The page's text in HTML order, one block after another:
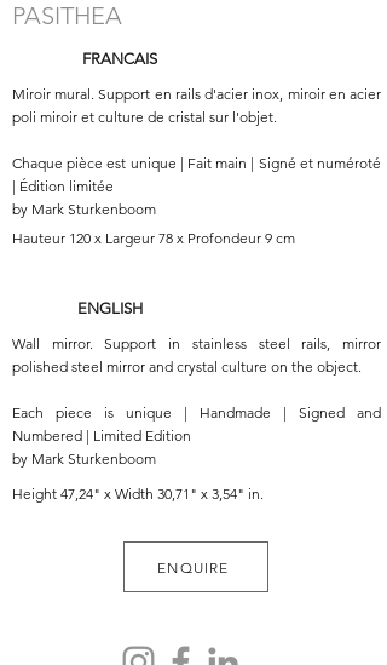
PASITHEA
FRANCAIS
Miroir mural. Support en rails d'acier inox, miroir en acier
poli miroir et culture de cristal sur l'objet.
Chaque pièce est unique | Fait main | Signé et numéroté
| Édition limitée
by Mark Sturkenboom
Hauteur 120 x Largeur 78 x Profondeur 9 cm
ENGLISH
Wall mirror. Support in stainless steel rails, mirror
polished steel mirror and crystal culture on the object.
Each piece is unique | Handmade | Signed and
Numbered | Limited Edition
by Mark Sturkenboom
Height 47,24" x Width 30,71" x 3,54" in.
ENQUIRE